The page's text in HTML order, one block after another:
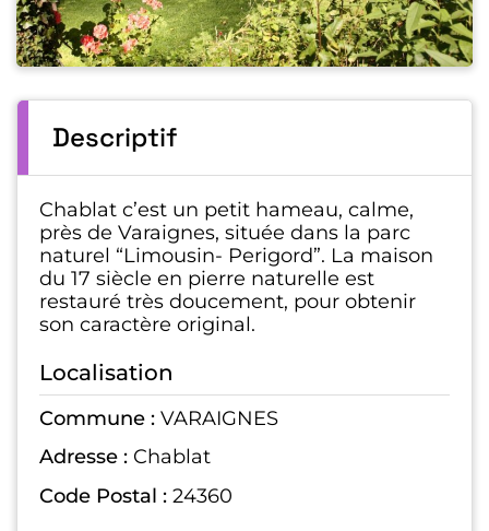
Descriptif
Chablat c’est un petit hameau, calme,
près de Varaignes, située dans la parc
naturel “Limousin- Perigord”. La maison
du 17 siècle en pierre naturelle est
restauré très doucement, pour obtenir
son caractère original.
Localisation
Commune : VARAIGNES
Adresse : Chablat
Code Postal : 24360